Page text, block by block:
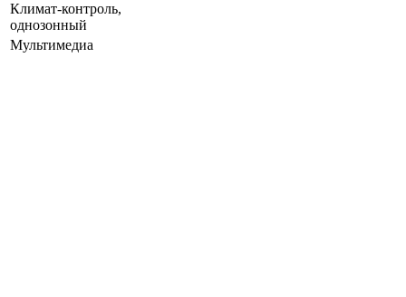
Климат-контроль,
однозонный
Мультимедиа